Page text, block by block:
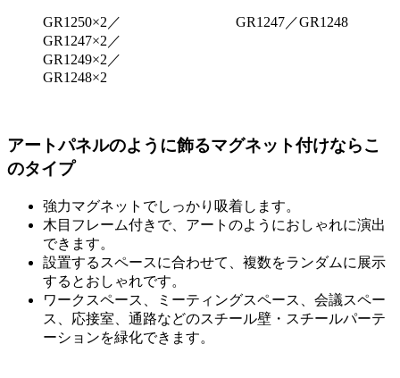
GR1250×2／
GR1247×2／
GR1249×2／
GR1248×2
GR1247／GR1248
アートパネルのように飾るマグネット付けならこ
のタイプ
強力マグネットでしっかり吸着します。
木目フレーム付きで、アートのようにおしゃれに演出
できます。
設置するスペースに合わせて、複数をランダムに展示
するとおしゃれです。
ワークスペース、ミーティングスペース、会議スペー
ス、応接室、通路などのスチール壁・スチールパーテ
ーションを緑化できます。